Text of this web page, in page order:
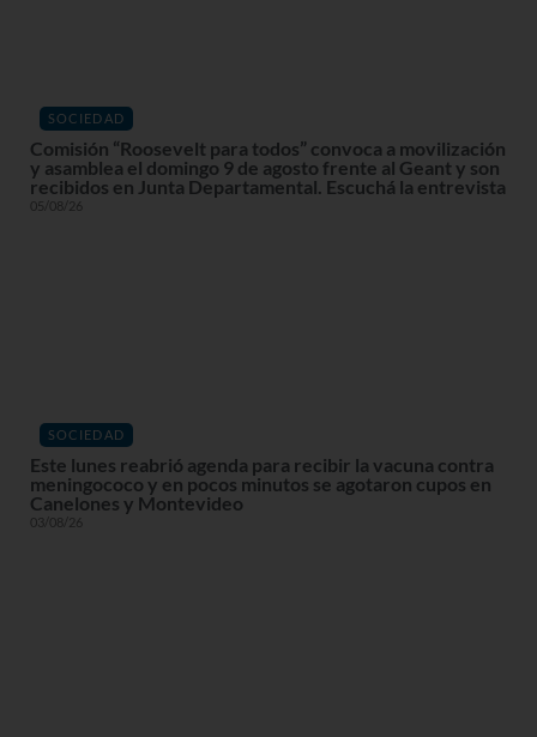
SOCIEDAD
Comisión “Roosevelt para todos” convoca a movilización
y asamblea el domingo 9 de agosto frente al Geant y son
recibidos en Junta Departamental. Escuchá la entrevista
05/08/26
SOCIEDAD
Este lunes reabrió agenda para recibir la vacuna contra
meningococo y en pocos minutos se agotaron cupos en
Canelones y Montevideo
03/08/26